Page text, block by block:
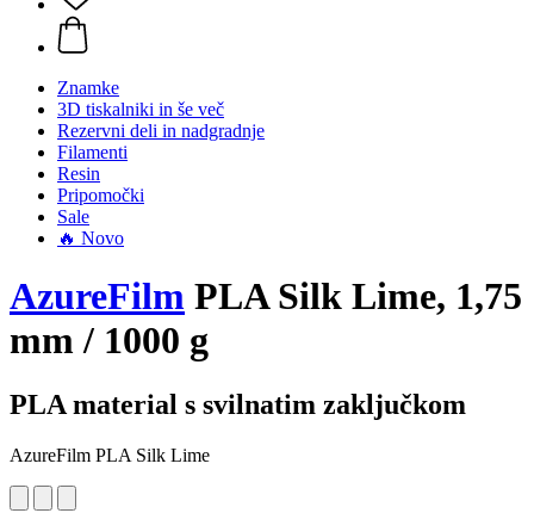
Znamke
3D tiskalniki in še več
Rezervni deli in nadgradnje
Filamenti
Resin
Pripomočki
Sale
🔥 Novo
AzureFilm PLA Silk Lime, 1,75
mm / 1000 g
PLA material s svilnatim zaključkom
AzureFilm PLA Silk Lime